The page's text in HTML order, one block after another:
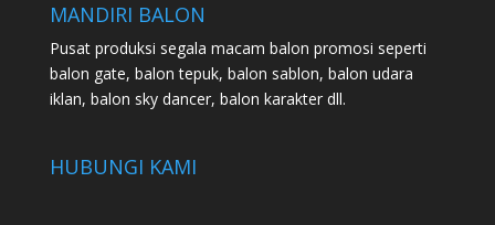
MANDIRI BALON
Pusat produksi segala macam balon promosi seperti
balon gate, balon tepuk, balon sablon, balon udara
iklan, balon sky dancer, balon karakter dll.
HUBUNGI KAMI